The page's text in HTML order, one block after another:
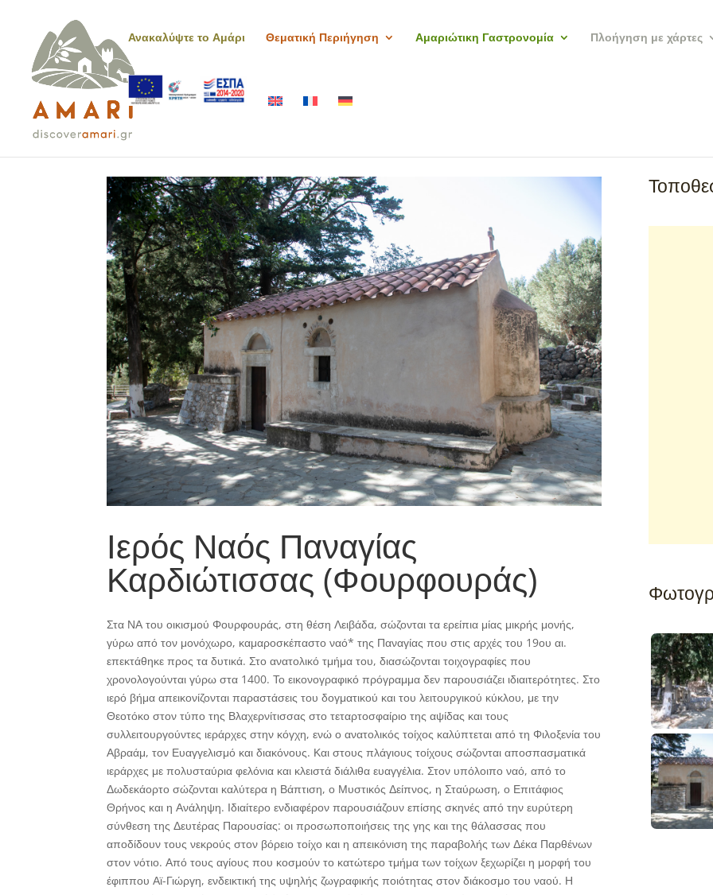
Ανακαλύψτε το Αμάρι Θεματική Περιήγηση Αμαριώτικη Γαστρονομία Πλοήγηση με χάρτες
Ιερός Ναός Παναγίας
Καρδιώτισσας (Φουρφουράς)
Στα ΝΑ του οικισμού Φουρφουράς, στη θέση Λειβάδα, σώζονται τα ερείπια μίας μικρής μονής,
γύρω από τον μονόχωρο, καμαροσκέπαστο ναό* της Παναγίας που στις αρχές του 19ου αι.
επεκτάθηκε προς τα δυτικά. Στο ανατολικό τμήμα του, διασώζονται τοιχογραφίες που
χρονολογούνται γύρω στα 1400. Το εικονογραφικό πρόγραμμα δεν παρουσιάζει ιδιαιτερότητες. Στο
ιερό βήμα απεικονίζονται παραστάσεις του δογματικού και του λειτουργικού κύκλου, με την
Θεοτόκο στον τύπο της Βλαχερνίτισσας στο τεταρτοσφαίριο της αψίδας και τους
συλλειτουργούντες ιεράρχες στην κόγχη, ενώ ο ανατολικός τοίχος καλύπτεται από τη Φιλοξενία του
Αβραάμ, τον Ευαγγελισμό και διακόνους. Και στους πλάγιους τοίχους σώζονται αποσπασματικά
ιεράρχες με πολυσταύρια φελόνια και κλειστά διάλιθα ευαγγέλια. Στον υπόλοιπο ναό, από το
Δωδεκάορτο σώζονται καλύτερα η Βάπτιση, ο Μυστικός Δείπνος, η Σταύρωση, ο Επιτάφιος
Θρήνος και η Ανάληψη. Ιδιαίτερο ενδιαφέρον παρουσιάζουν επίσης σκηνές από την ευρύτερη
σύνθεση της Δευτέρας Παρουσίας: οι προσωποποιήσεις της γης και της θάλασσας που
αποδίδουν τους νεκρούς στον βόρειο τοίχο και η απεικόνιση της παραβολής των Δέκα Παρθένων
στον νότιο. Από τους αγίους που κοσμούν το κατώτερο τμήμα των τοίχων ξεχωρίζει η μορφή του
έφιππου Αϊ-Γιώργη, ενδεικτική της υψηλής ζωγραφικής ποιότητας στον διάκοσμο του ναού. Η